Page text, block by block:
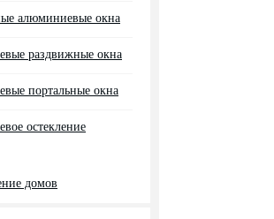
алюминиевые окна
раздвижные окна
портальные окна
остекление
домов